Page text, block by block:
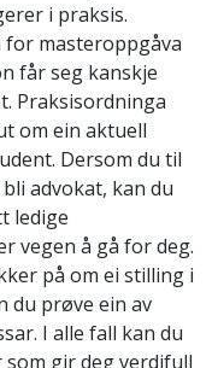
i praksis.
masteroppgåva
får seg kanskje
Praksisordninga
om ein aktuell
Dersom du til
advokat, kan du
ledige
vegen å gå for deg.
på om ei stilling i
du prøve ein av
I alle fall kan du
gir deg verdifull